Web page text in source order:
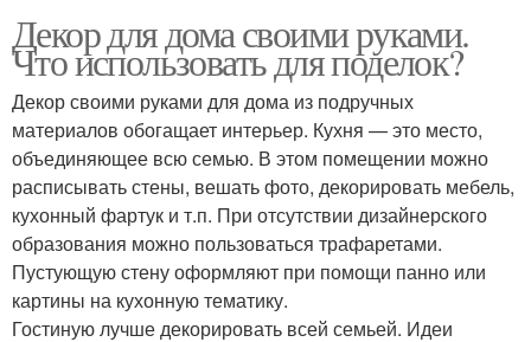
Декор для дома своими руками.
Что использовать для поделок?
Декор своими руками для дома из подручных
материалов обогащает интерьер. Кухня — это место,
объединяющее всю семью. В этом помещении можно
расписывать стены, вешать фото, декорировать мебель,
кухонный фартук и т.п. При отсутствии дизайнерского
образования можно пользоваться трафаретами.
Пустующую стену оформляют при помощи панно или
картины на кухонную тематику.
Гостиную лучше декорировать всей семьей. Идеи